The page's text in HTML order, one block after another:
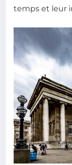
temps et leur